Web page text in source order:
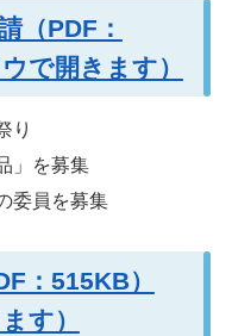
（PDF：
で開きます）
り
」を募集
委員を募集
：515KB）
す）